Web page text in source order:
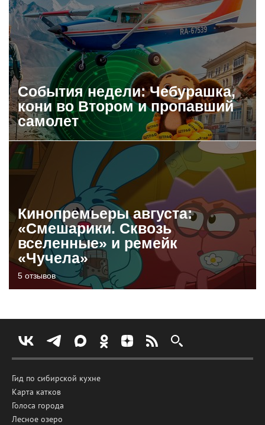
События недели: Чебурашка,
кони во Втором и пропавший
самолет
Кинопремьеры августа:
«Смешарики. Сквозь
вселенные» и ремейк
«Чучела»
5 отзывов
Гид по сибирской кухне
Карта катков
Голоса города
Лесное озеро